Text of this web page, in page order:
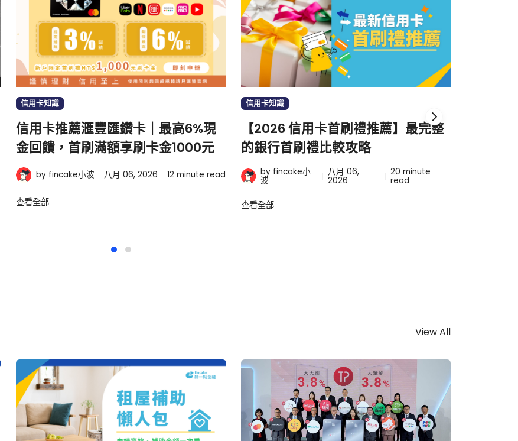
信用卡知識
信用卡推薦滙豐匯鑽卡｜最高6%現
金回饋，首刷滿額享刷卡金1000元
by fincake小波 八月 06, 2026 12 minute read
查看全部
信用卡知識
【2026 信用卡首刷禮推薦】最完整
的銀行首刷禮比較攻略
by fincake小
波
八月 06,
2026
20 minute
read
查看全部
View All